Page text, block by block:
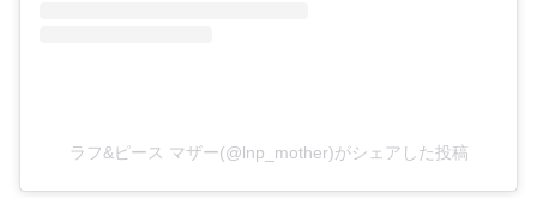
ラフ&ピース マザー(@lnp_mother)がシェアした投稿